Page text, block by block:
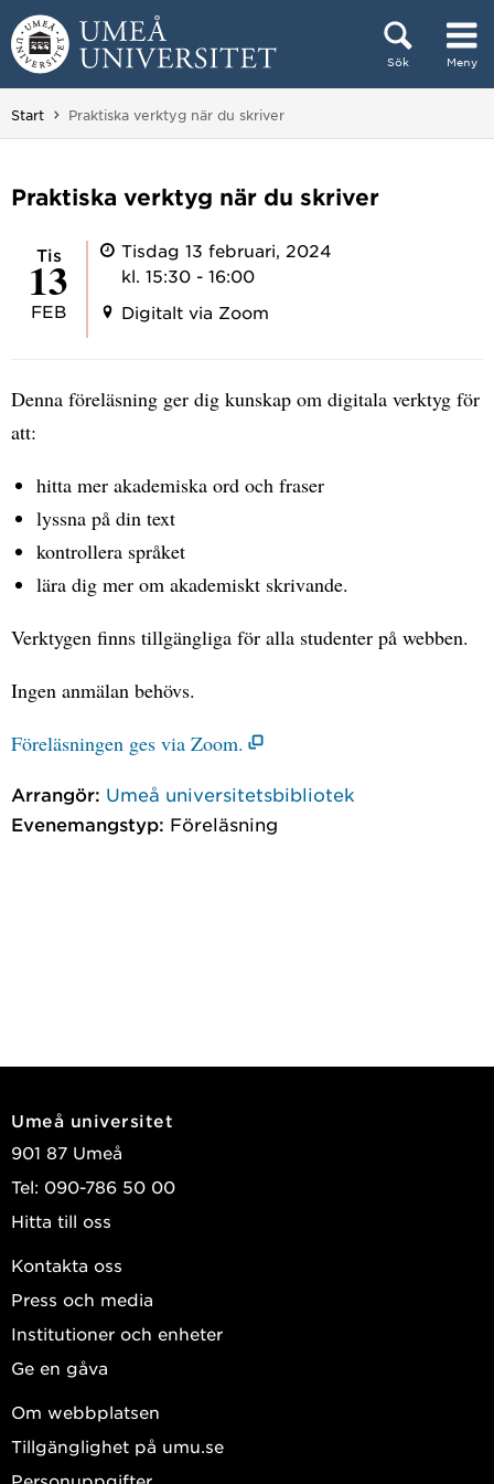
Hoppa direkt till innehållet
Sök Meny
Huvudmenyn dold.
Start Du är här:
Praktiska verktyg när du skriver
Praktiska verktyg när du skriver
tis
13
FEB
Tisdag 13 februari, 2024
kl. 15:30 - 16:00
Digitalt via Zoom
Denna föreläsning ger dig kunskap om digitala verktyg för
att:
hitta mer akademiska ord och fraser
lyssna på din text
kontrollera språket
lära dig mer om akademiskt skrivande.
Verktygen finns tillgängliga för alla studenter på webben.
Ingen anmälan behövs.
Föreläsningen ges via Zoom.
Arrangör: Umeå universitetsbibliotek
Evenemangstyp: Föreläsning
Umeå universitet
901 87 Umeå
Tel: 090-786 50 00
Hitta till oss
Kontakta oss
Press och media
Institutioner och enheter
Ge en gåva
Om webbplatsen
Tillgänglighet på umu.se